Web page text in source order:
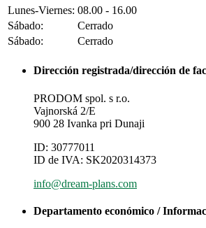
Lunes-Viernes: 08.00 - 16.00
Sábado:
Cerrado
Sábado:
Cerrado
Dirección registrada/dirección de
PRODOM spol. s r.o.
Vajnorská 2/E
900 28 Ivanka pri Dunaji
ID: 30777011
ID de IVA: SK2020314373
info@dream-plans.com
Departamento económico /